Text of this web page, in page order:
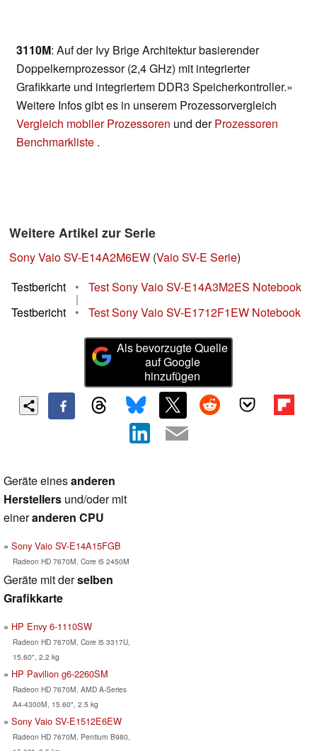
3110M: Auf der Ivy Brige Architektur basierender
Doppelkernprozessor (2,4 GHz) mit integrierter
Grafikkarte und integriertem DDR3 Speicherkontroller.»
Weitere Infos gibt es in unserem Prozessorvergleich
Vergleich mobiler Prozessoren und derProzessoren
Benchmarkliste .
Weitere Artikel zur Serie
Sony Vaio SV-E14A2M6EW (Vaio SV-E Serie)
Testbericht
• Test Sony Vaio SV-E14A3M2ES Notebook
|
Testbericht
• Test Sony Vaio SV-E1712F1EW Notebook
Als bevorzugte Quelle
auf Google
hinzufügen
Geräte einesanderen
Herstellers und/oder mit
eineranderen CPU
Sony Vaio SV-E14A15FGB
Radeon HD 7670M, Core i5 2450M
Geräte mit derselben
Grafikkarte
HP Envy 6-1110SW
Radeon HD 7670M, Core i5 3317U,
15.60", 2.2 kg
HP Pavilion g6-2260SM
Radeon HD 7670M, AMD A-Series
A4-4300M, 15.60", 2.5 kg
Sony Vaio SV-E1512E6EW
Radeon HD 7670M, Pentium B980,